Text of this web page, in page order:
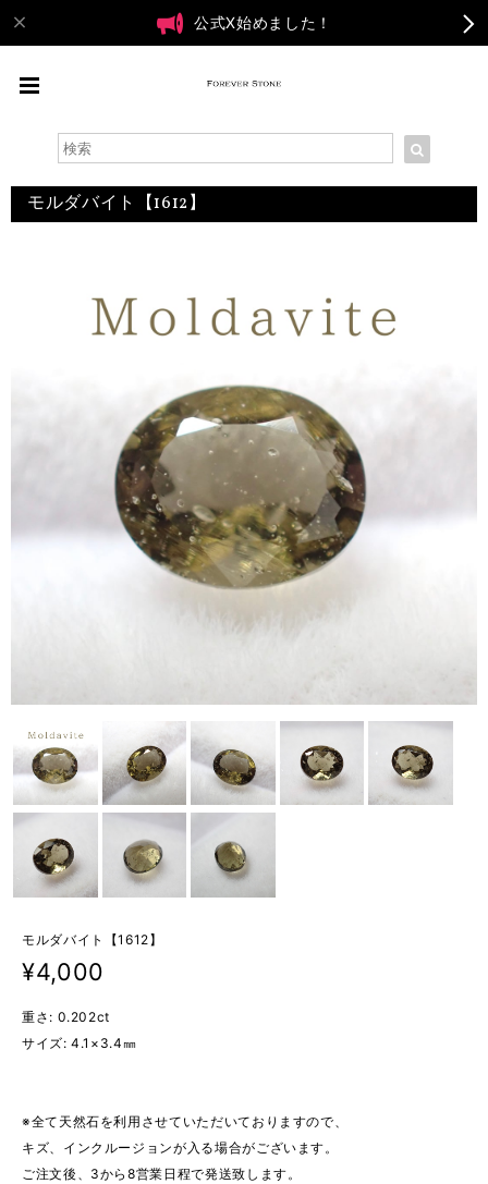
公式X始めました！
モルダバイト【1612】
モルダバイト【1612】
¥4,000
重さ: 0.202ct
サイズ: 4.1×3.4㎜
※全て天然石を利用させていただいておりますので、
キズ、インクルージョンが入る場合がございます。
ご注文後、3から8営業日程で発送致します。